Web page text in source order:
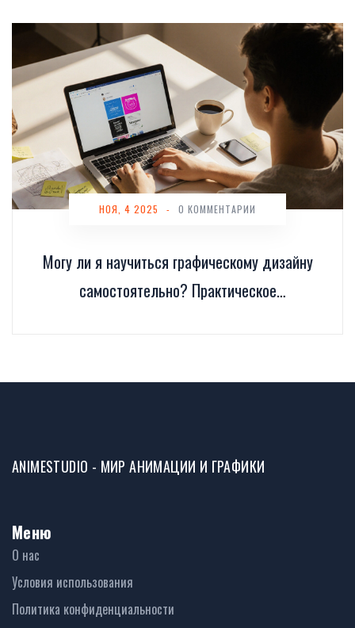
Могу ли я научиться графическому дизайну
самостоятельно? Практическое
НОЯ, 4 2025 - 0 КОММЕНТАРИИ
ANIMESTUDIO - МИР АНИМАЦИИ И ГРАФИКИ
Меню
О нас
Условия использования
Политика конфиденциальности